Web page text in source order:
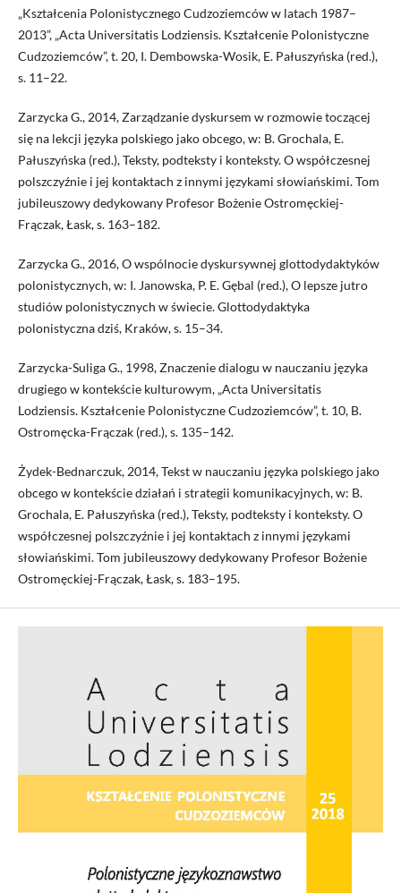
„Kształcenia Polonistycznego Cudzoziemców w latach 1987–
2013”, „Acta Universitatis Lodziensis. Kształcenie Polonistyczne
Cudzoziemców”, t. 20, I. Dembowska-Wosik, E. Pałuszyńska (red.),
s. 11–22.
Zarzycka G., 2014, Zarządzanie dyskursem w rozmowie toczącej
się na lekcji języka polskiego jako obcego, w: B. Grochala, E.
Pałuszyńska (red.), Teksty, podteksty i konteksty. O współczesnej
polszczyźnie i jej kontaktach z innymi językami słowiańskimi. Tom
jubileuszowy dedykowany Profesor Bożenie Ostromęckiej-
Frączak, Łask, s. 163–182.
Zarzycka G., 2016, O wspólnocie dyskursywnej glottodydaktyków
polonistycznych, w: I. Janowska, P. E. Gębal (red.), O lepsze jutro
studiów polonistycznych w świecie. Glottodydaktyka
polonistyczna dziś, Kraków, s. 15–34.
Zarzycka-Suliga G., 1998, Znaczenie dialogu w nauczaniu języka
drugiego w kontekście kulturowym, „Acta Universitatis
Lodziensis. Kształcenie Polonistyczne Cudzoziemców”, t. 10, B.
Ostromęcka-Frączak (red.), s. 135–142.
Żydek-Bednarczuk, 2014, Tekst w nauczaniu języka polskiego jako
obcego w kontekście działań i strategii komunikacyjnych, w: B.
Grochala, E. Pałuszyńska (red.), Teksty, podteksty i konteksty. O
współczesnej polszczyźnie i jej kontaktach z innymi językami
słowiańskimi. Tom jubileuszowy dedykowany Profesor Bożenie
Ostromęckiej-Frączak, Łask, s. 183–195.